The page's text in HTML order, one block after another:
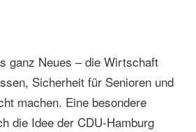
ganz Neues – die Wirtschaft
Sicherheit für Senioren und
machen. Eine besondere
die Idee der CDU-Hamburg